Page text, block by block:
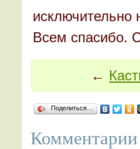
исключительно
Всем спасибо.
←
Поделиться…